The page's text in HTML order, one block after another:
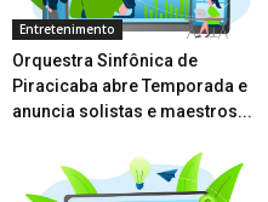
Entretenimento
Orquestra Sinfônica de
Piracicaba abre Temporada e
anuncia solistas e maestros...